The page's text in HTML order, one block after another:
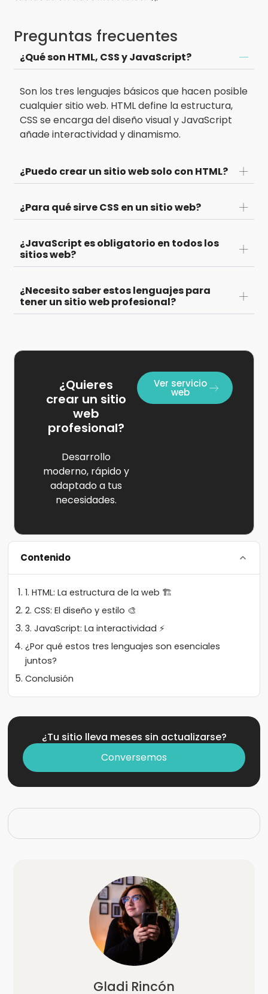
Preguntas frecuentes
¿Qué son HTML, CSS y JavaScript?
Son los tres lenguajes básicos que hacen posible
cualquier sitio web. HTML define la estructura,
CSS se encarga del diseño visual y JavaScript
añade interactividad y dinamismo.
¿Puedo crear un sitio web solo con HTML?
¿Para qué sirve CSS en un sitio web?
¿JavaScript es obligatorio en todos los
sitios web?
¿Necesito saber estos lenguajes para
tener un sitio web profesional?
¿Quieres
crear un sitio
web
profesional?
Desarrollo
moderno, rápido y
adaptado a tus
necesidades.
Ver servicio
web
Contenido
1. HTML: La estructura de la web 🏗️
2. CSS: El diseño y estilo 🎨
3. JavaScript: La interactividad ⚡
¿Por qué estos tres lenguajes son esenciales
juntos?
Conclusión
¿Tu sitio lleva meses sin actualizarse?
Conversemos
Gladi Rincón